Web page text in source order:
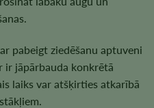
pabeigt ziedēšanu aptuveni
ir jāpārbauda konkrētā
laiks var atšķirties atkarībā